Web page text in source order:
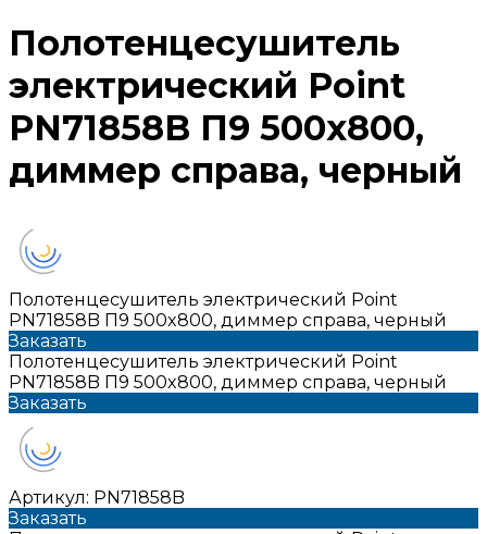
Полотенцесушитель
электрический Point
PN71858B П9 500x800,
диммер справа, черный
Полотенцесушитель электрический Point
PN71858B П9 500x800, диммер справа, черный
Заказать
Полотенцесушитель электрический Point
PN71858B П9 500x800, диммер справа, черный
Заказать
Артикул: PN71858B
Заказать